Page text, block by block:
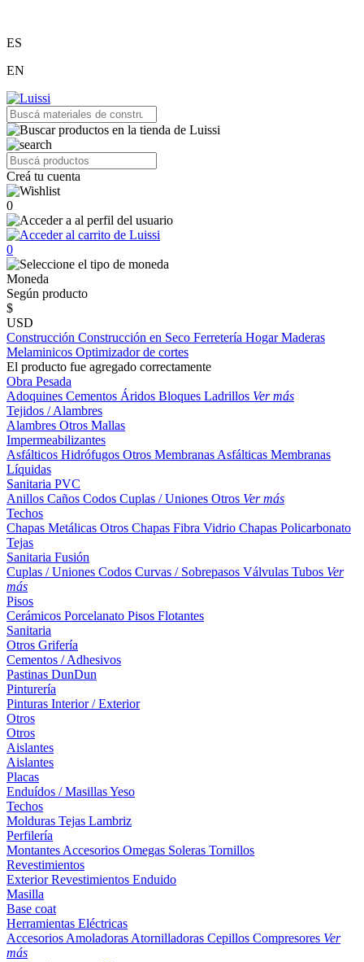
ES
EN
Creá tu cuenta
0
0
Moneda
Según producto
$
USD
Construcción Construcción en Seco Ferretería HogarMaderas
Melaminicos Optimizador de cortes
El producto fue agregado correctamente
Obra Pesada
Adoquines Cementos Áridos Bloques Ladrillos Ver más
Tejidos / Alambres
Alambres Otros Mallas
Impermeabilizantes
Asfálticos Hidrófugos Otros Membranas Asfálticas Membranas
Líquidas
Sanitaria PVC
Anillos Caños Codos Cuplas / Uniones Otros Ver más
Techos
Chapas Metálicas Otros Chapas Fibra Vidrio Chapas Policarbonato
Tejas
Sanitaria Fusión
Cuplas / Uniones Codos Curvas / Sobrepasos Válvulas Tubos Ver
más
Pisos
Cerámicos Porcelanato Pisos Flotantes
Sanitaria
Otros Grifería
Cementos / Adhesivos
Pastinas DunDun
Pinturería
Pinturas Interior / Exterior
Otros
Otros
Aislantes
Aislantes
Placas
Enduídos / MasillasYeso
Techos
Molduras Tejas Lambriz
Perfilería
Montantes Accesorios Omegas Soleras Tornillos
Revestimientos
ExteriorRevestimientos Enduido
Masilla
Base coat
Herramientas Eléctricas
Accesorios Amoladoras Atornilladoras Cepillos Compresores Ver
más